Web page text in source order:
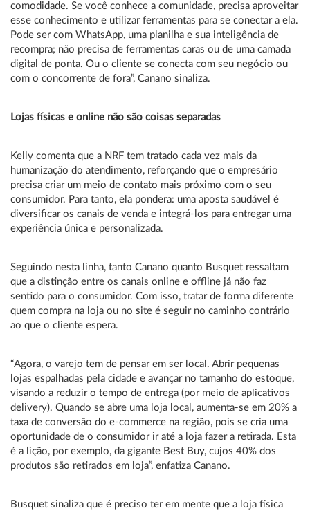
comodidade. Se você conhece a comunidade, precisa aproveitar
esse conhecimento e utilizar ferramentas para se conectar a ela.
Pode ser com WhatsApp, uma planilha e sua inteligência de
recompra; não precisa de ferramentas caras ou de uma camada
digital de ponta. Ou o cliente se conecta com seu negócio ou
com o concorrente de fora”, Canano sinaliza.
Lojas físicas e online não são coisas separadas
Kelly comenta que a NRF tem tratado cada vez mais da
humanização do atendimento, reforçando que o empresário
precisa criar um meio de contato mais próximo com o seu
consumidor. Para tanto, ela pondera: uma aposta saudável é
diversificar os canais de venda e integrá-los para entregar uma
experiência única e personalizada.
Seguindo nesta linha, tanto Canano quanto Busquet ressaltam
que a distinção entre os canais online e offline já não faz
sentido para o consumidor. Com isso, tratar de forma diferente
quem compra na loja ou no site é seguir no caminho contrário
ao que o cliente espera.
“Agora, o varejo tem de pensar em ser local. Abrir pequenas
lojas espalhadas pela cidade e avançar no tamanho do estoque,
visando a reduzir o tempo de entrega (por meio de aplicativos
delivery). Quando se abre uma loja local, aumenta-se em 20% a
taxa de conversão do e-commerce na região, pois se cria uma
oportunidade de o consumidor ir até a loja fazer a retirada. Esta
é a lição, por exemplo, da gigante Best Buy, cujos 40% dos
produtos são retirados em loja”, enfatiza Canano.
Busquet sinaliza que é preciso ter em mente que a loja física